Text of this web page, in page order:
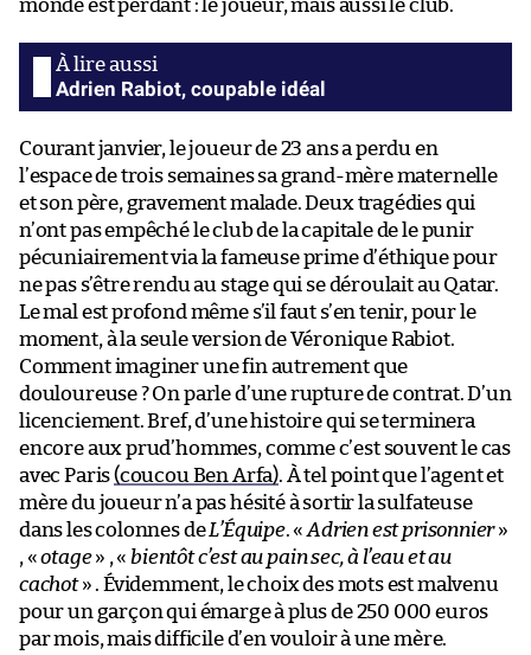
monde est perdant : le joueur, mais aussi le club.
Adrien Rabiot, coupable idéal
Courant janvier, le joueur de 23 ans a perdu en
l’espace de trois semaines sa grand-mère maternelle
et son père, gravement malade. Deux tragédies qui
n’ont pas empêché le club de la capitale de le punir
pécuniairement via la fameuse prime d’éthique pour
ne pas s’être rendu au stage qui se déroulait au Qatar.
Le mal est profond même s’il faut s’en tenir, pour le
moment, à la seule version de Véronique Rabiot.
Comment imaginer une fin autrement que
douloureuse ? On parle d’une rupture de contrat. D’un
licenciement. Bref, d’une histoire qui se terminera
encore aux prud’hommes, comme c’est souvent le cas
avec Paris(coucou Ben Arfa). À tel point que l’agent et
mère du joueur n’a pas hésité à sortir la sulfateuse
dans les colonnes deL’Équipe. «Adrien est prisonnier»
, «otage» , «bientôt c’est au pain sec, à l’eau et au
cachot» . Évidemment, le choix des mots est malvenu
pour un garçon qui émarge à plus de 250 000 euros
par mois, mais difficile d’en vouloir à une mère.